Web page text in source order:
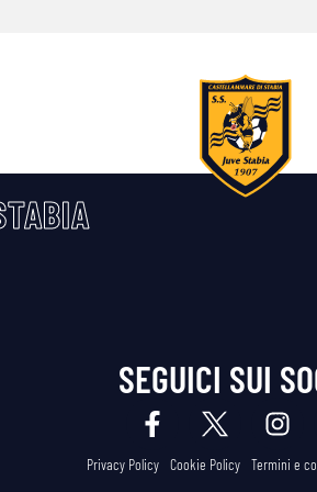
SEGUICI SUI
Privacy Policy Cookie Policy Termini e